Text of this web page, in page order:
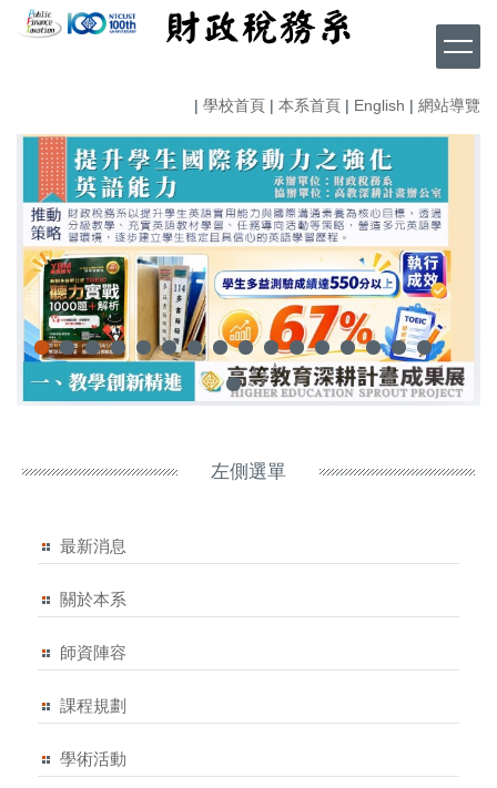
到
容
| 學校首頁 | 本系首頁 | English | 網站導覽
左側選單
最新消息
關於本系
師資陣容
課程規劃
學術活動